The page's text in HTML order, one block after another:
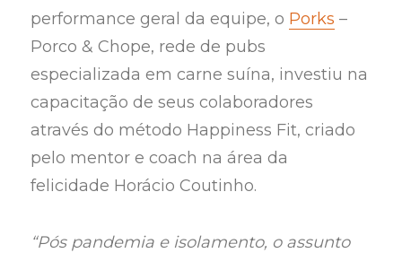
performance geral da equipe, o Porks –
Porco & Chope, rede de pubs
especializada em carne suína, investiu na
capacitação de seus colaboradores
através do método Happiness Fit, criado
pelo mentor e coach na área da
felicidade Horácio Coutinho.
“Pós pandemia e isolamento, o assunto